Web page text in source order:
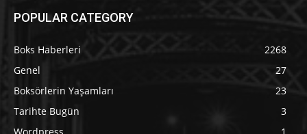
POPULAR CATEGORY
Boks Haberleri
2268
Genel
27
Boksörlerin Yaşamları
23
Tarihte Bugün
3
Wordpress
1